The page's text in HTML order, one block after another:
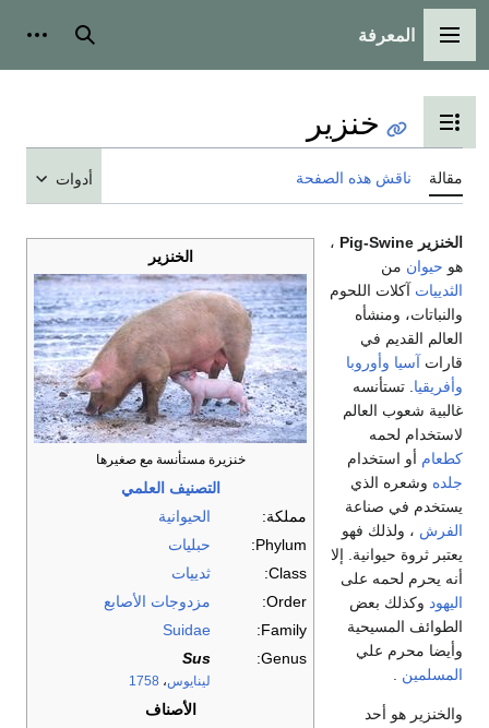
القائمة الرئيسية
المعرفة بحث
تبديل عرض جدول المحتويات
خنزير
مقالة ناقش هذه الصفحة أدوات
الخنزير
خنزيرة مستأنسة مع صغيرها
التصنيف العلمي
مملكة:
الحيوانية
Phylum:
حبليات
Class:
ثدييات
Order:
مزدوجات الأصابع
Family:
Suidae
Genus:
Sus
لينايوس، 1758
الأصناف
الخنزير Pig-Swine
،
هو حيوان من
الثدييات آكلات اللحوم
والنباتات، ومنشأه
العالم القديم في
قارات آسيا وأوروبا
وأفريقيا . تستأنسه
غالبية شعوب العالم
لاستخدام لحمه
كطعام أو استخدام
جلده وشعره الذي
يستخدم في صناعة
الفرش ، ولذلك فهو
يعتبر ثروة حيوانية. إلا
أنه يحرم لحمه على
اليهود وكذلك بعض
الطوائف المسيحية
وأيضا محرم علي
المسلمين
والخنزير هو أحد